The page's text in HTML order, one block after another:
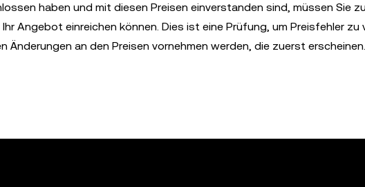
haben und mit diesen Preisen einverstanden sind, müssen Sie
Angebot einreichen können. Dies ist eine Prüfung, um Preisfehler zu
Änderungen an den Preisen vornehmen werden, die zuerst erscheinen.